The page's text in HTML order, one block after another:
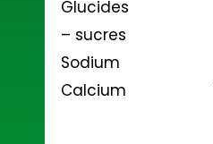
Glucides
– sucres
Sodium
Calcium